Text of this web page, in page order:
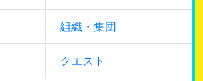
組織・集団
クエスト